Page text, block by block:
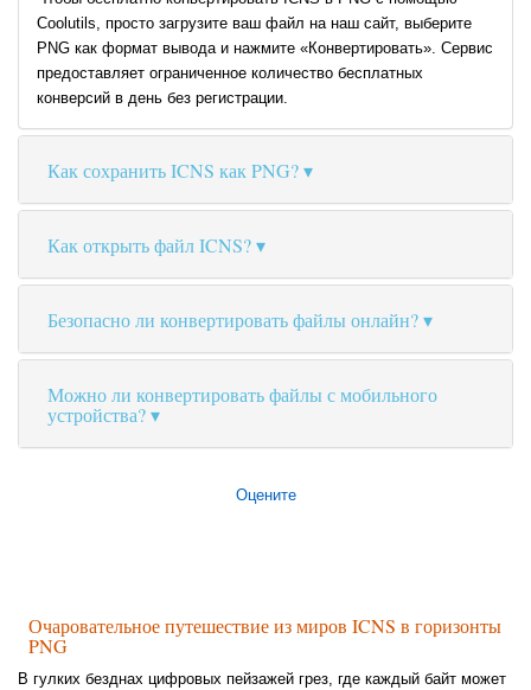
Coolutils, просто загрузите ваш файл на наш сайт, выберите
PNG как формат вывода и нажмите «Конвертировать». Сервис
предоставляет ограниченное количество бесплатных
конверсий в день без регистрации.
Как сохранить ICNS как PNG?
Как открыть файл ICNS?
Безопасно ли конвертировать файлы онлайн?
Можно ли конвертировать файлы с мобильного
устройства?
Оцените
Очаровательное путешествие из миров ICNS в горизонты
PNG
В гулких безднах цифровых пейзажей грез, где каждый байт может